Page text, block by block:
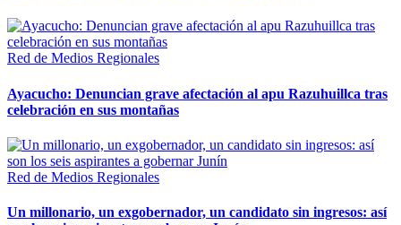
Red de Medios Regionales
Ayacucho: Denuncian grave afectación al apu Razuhuillca tras
celebración en sus montañas
Red de Medios Regionales
Un millonario, un exgobernador, un candidato sin ingresos: así